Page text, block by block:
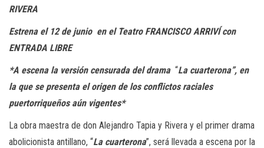
RIVERA
Estrena el 12 de junio en el Teatro FRANCISCO ARRIVÍ con
ENTRADA LIBRE
*A escena la versión censurada del drama “La cuarterona”, en
la que se presenta el origen de los conflictos raciales
puertorriqueños aún vigentes*
La obra maestra de don Alejandro Tapia y Rivera y el primer drama
abolicionista antillano, “La cuarterona”, será llevada a escena por la